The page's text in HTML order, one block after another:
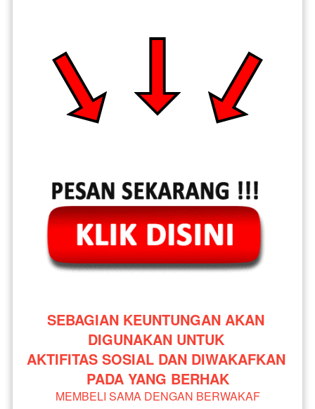
SEBAGIAN KEUNTUNGAN AKAN
DIGUNAKAN UNTUK
AKTIFITAS SOSIAL DAN DIWAKAFKAN
PADA YANG BERHAK
MEMBELI SAMA DENGAN BERWAKAF